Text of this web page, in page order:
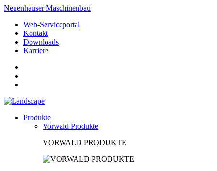
Neuenhauser Maschinenbau
Web-Serviceportal
Kontakt
Downloads
Karriere
Produkte
Vorwald Produkte
VORWALD PRODUKTE